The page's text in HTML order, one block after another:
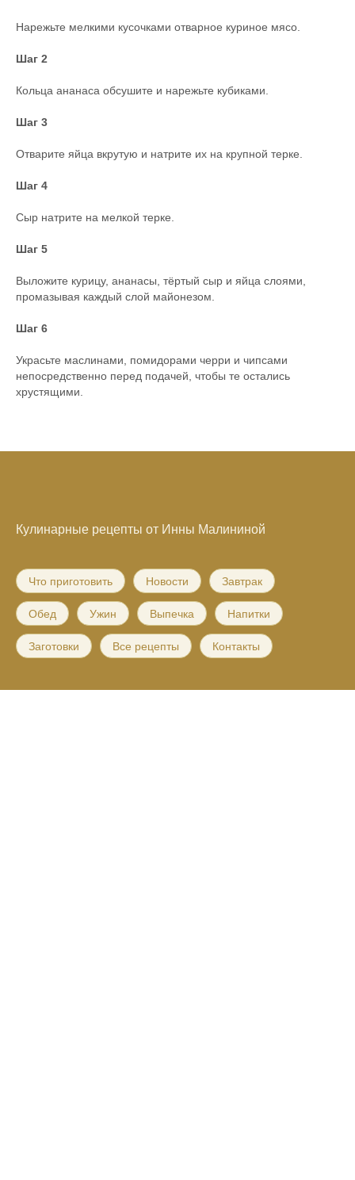
Нарежьте мелкими кусочками отварное куриное мясо.
Шаг 2
Кольца ананаса обсушите и нарежьте кубиками.
Шаг 3
Отварите яйца вкрутую и натрите их на крупной терке.
Шаг 4
Сыр натрите на мелкой терке.
Шаг 5
Выложите курицу, ананасы, тёртый сыр и яйца слоями,
промазывая каждый слой майонезом.
Шаг 6
Украсьте маслинами, помидорами черри и чипсами
непосредственно перед подачей, чтобы те остались
хрустящими.
Кулинарные рецепты от Инны Малининой
Что приготовить Новости Завтрак
Обед Ужин Выпечка Напитки
Заготовки Все рецепты Контакты